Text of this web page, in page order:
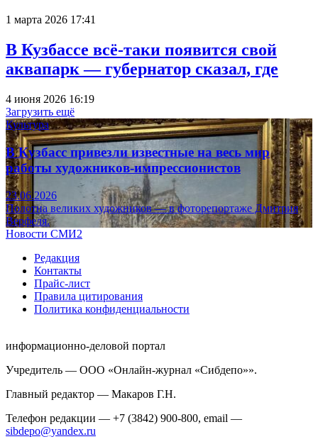
1 марта 2026 17:41
В Кузбассе всё-таки появится свой
аквапарк — губернатор сказал, где
4 июня 2026 16:19
Загрузить ещё
Культура
В Кузбасс привезли известные на весь мир
работы художников-импрессионистов
23.06.2026
Полотна великих художников — в фоторепортаже Дмитрия
Верфеля.
Новости СМИ2
Редакция
Контакты
Прайс-лист
Правила цитирования
Политика конфиденциальности
информационно-деловой портал
Учредитель — ООО «Онлайн-журнал «Сибдепо»».
Главный редактор — Макаров Г.Н.
Телефон редакции — +7 (3842) 900-800, email —
sibdepo@yandex.ru